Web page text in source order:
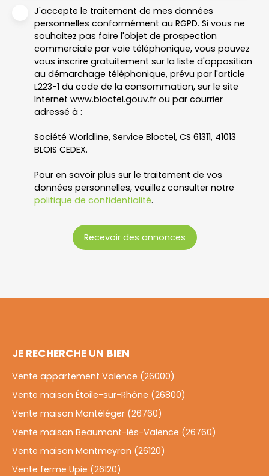
J'accepte le traitement de mes données
personnelles conformément au RGPD. Si vous ne
souhaitez pas faire l'objet de prospection
commerciale par voie téléphonique, vous pouvez
vous inscrire gratuitement sur la liste d'opposition
au démarchage téléphonique, prévu par l'article
L223-1 du code de la consommation, sur le site
Internet www.bloctel.gouv.fr ou par courrier
adressé à :
Société Worldline, Service Bloctel, CS 61311, 41013
BLOIS CEDEX.
Pour en savoir plus sur le traitement de vos
données personnelles, veuillez consulter notre
politique de confidentialité.
Recevoir des annonces
JE RECHERCHE UN BIEN
Vente appartement Valence (26000)
Vente maison Étoile-sur-Rhône (26800)
Vente maison Montéléger (26760)
Vente maison Beaumont-lès-Valence (26760)
Vente maison Montmeyran (26120)
Vente ferme Upie (26120)